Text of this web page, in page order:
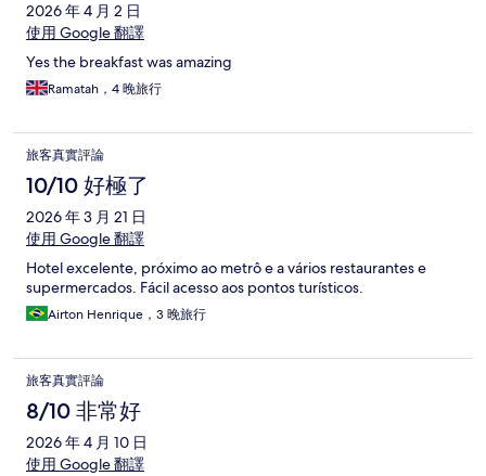
2026 年 4 月 2 日
使用 Google 翻譯
Yes the breakfast was amazing
Ramatah，4 晚旅行
旅客真實評論
10/10 好極了
2026 年 3 月 21 日
使用 Google 翻譯
Hotel excelente, próximo ao metrô e a vários restaurantes e
supermercados. Fácil acesso aos pontos turísticos.
Airton Henrique，3 晚旅行
旅客真實評論
8/10 非常好
2026 年 4 月 10 日
使用 Google 翻譯